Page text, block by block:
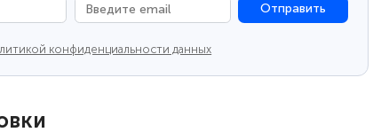
Отправить
конфиденциальности данных